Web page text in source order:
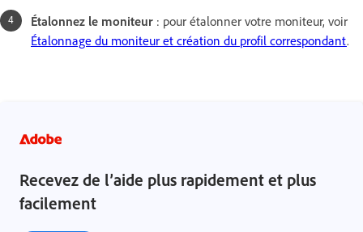
Étalonnez le moniteur : pour étalonner votre moniteur, voir
Étalonnage du moniteur et création du profil correspondant.
Recevez de l’aide plus rapidement et plus
facilement